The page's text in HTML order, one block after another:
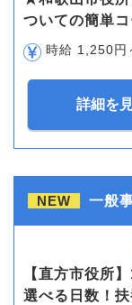
ついての簡単
時給 1,250円
詳細を
NEW 一般
【直方市役所
選べる日数！